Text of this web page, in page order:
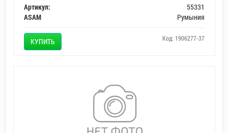
Артикул:
55331
ASAM
Румыния
КУПИТЬ Код: 1906277-37